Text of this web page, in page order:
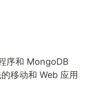
序和 MongoDB
移动和 Web 应用